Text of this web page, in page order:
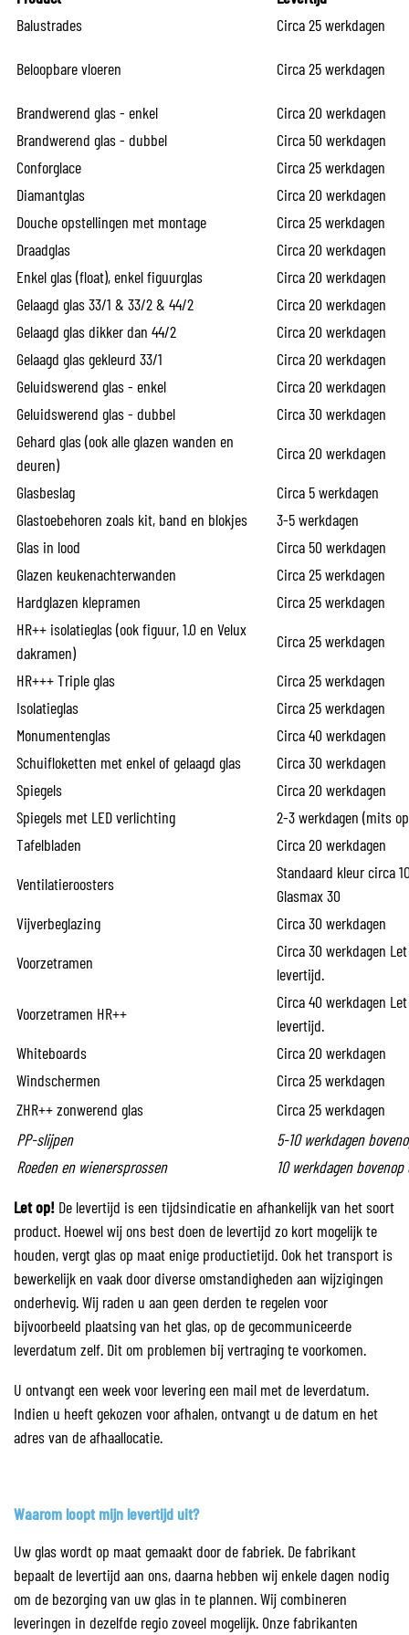
Balustrades
Circa 25 werkdagen
Beloopbare vloeren Circa 25 werkdagen
Brandwerend glas - enkel
Circa 20 werkdagen
Brandwerend glas - dubbel
Circa 50 werkdagen
Conforglace
Circa 25 werkdagen
Diamantglas
Circa 20 werkdagen
Douche opstellingen met montage
Circa 25 werkdagen
Draadglas
Circa 20 werkdagen
Enkel glas (float), enkel figuurglas
Circa 20 werkdagen
Gelaagd glas 33/1 & 33/2 & 44/2
Circa 20 werkdagen
Gelaagd glas dikker dan 44/2
Circa 20 werkdagen
Gelaagd glas gekleurd 33/1
Circa 20 werkdagen
Geluidswerend glas - enkel
Circa 20 werkdagen
Geluidswerend glas - dubbel
Circa 30 werkdagen
Gehard glas (ook alle glazen wanden en
deuren)
Circa 20 werkdagen
Glasbeslag
Circa 5 werkdagen
Glastoebehoren zoals kit, band en blokjes
3-5 werkdagen
Glas in lood
Circa 50 werkdagen
Glazen keukenachterwanden
Circa 25 werkdagen
Hardglazen klepramen
Circa 25 werkdagen
HR++ isolatieglas (ook figuur, 1.0 en Velux
dakramen)
Circa 25 werkdagen
HR+++ Triple glas
Circa 25 werkdagen
Isolatieglas
Circa 25 werkdagen
Monumentenglas
Circa 40 werkdagen
Schuifloketten met enkel of gelaagd glas
Circa 30 werkdagen
Spiegels
Circa 20 werkdagen
Spiegels met LED verlichting
2-3 werkdagen (mits
Tafelbladen
Circa 20 werkdagen
Ventilatieroosters
Standaard kleur circa
Glasmax 30
Vijverbeglazing
Circa 30 werkdagen
Voorzetramen
Circa 30 werkdagen
levertijd.
Voorzetramen HR++
Circa 40 werkdagen
levertijd.
Whiteboards
Circa 20 werkdagen
Windschermen
Circa 25 werkdagen
ZHR++ zonwerend glas
Circa 25 werkdagen
PP-slijpen
5-10 werkdagen
Roeden en wienersprossen
10 werkdagen
Let op! De levertijd is een tijdsindicatie en afhankelijk van het soort
product. Hoewel wij ons best doen de levertijd zo kort mogelijk te
houden, vergt glas op maat enige productietijd. Ook het transport is
bewerkelijk en vaak door diverse omstandigheden aan wijzigingen
onderhevig. Wij raden u aan geen derden te regelen voor
bijvoorbeeld plaatsing van het glas, op de gecommuniceerde
leverdatum zelf. Dit om problemen bij vertraging te voorkomen.
U ontvangt een week voor levering een mail met de leverdatum.
Indien u heeft gekozen voor afhalen, ontvangt u de datum en het
adres van de afhaallocatie.
Waarom loopt mijn levertijd uit?
Uw glas wordt op maat gemaakt door de fabriek. De fabrikant
bepaalt de levertijd aan ons, daarna hebben wij enkele dagen nodig
om de bezorging van uw glas in te plannen. Wij combineren
leveringen in dezelfde regio zoveel mogelijk. Onze fabrikanten